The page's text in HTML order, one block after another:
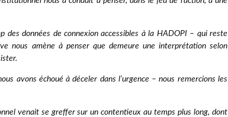
des données de connexion accessibles à la HADOPI – qui reste
nous amène à penser que demeure une interprétation selon
avons échoué à déceler dans l’urgence – nous remercions les
venait se greffer sur un contentieux au temps plus long, dont